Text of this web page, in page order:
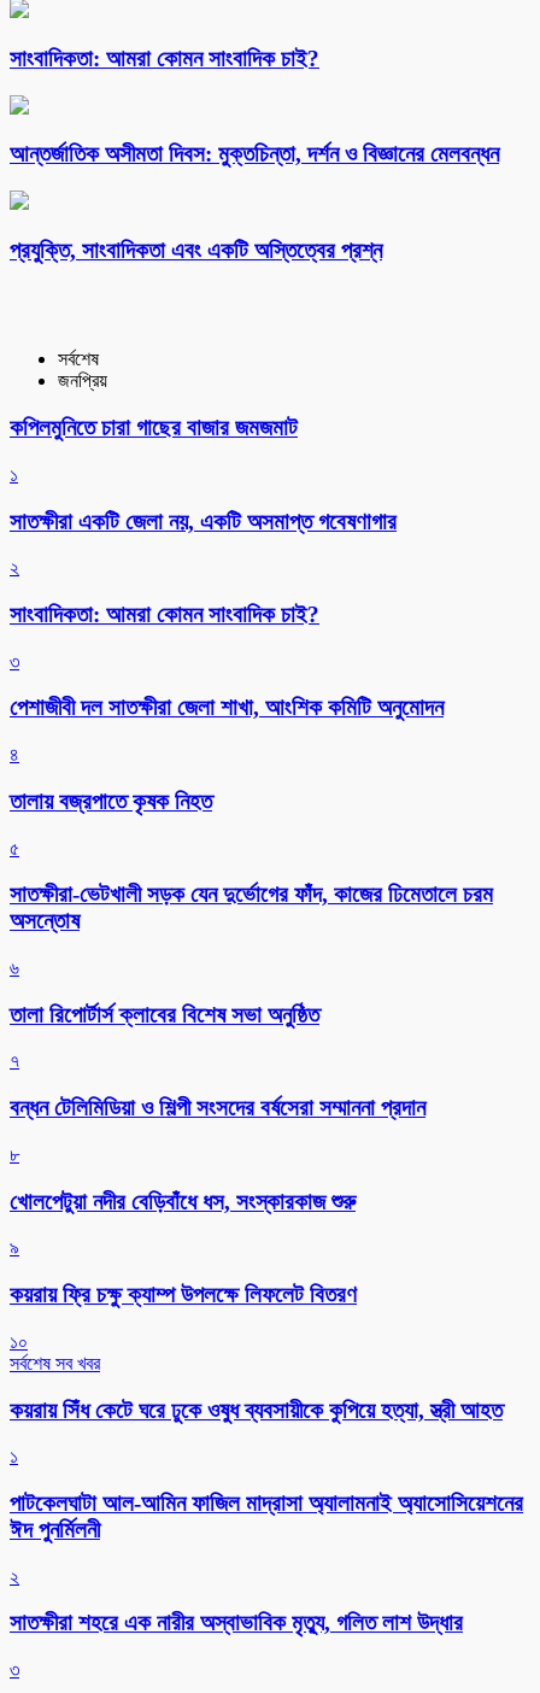
সাংবাদিকতা: আমরা কোমন সাংবাদিক চাই?
আন্তর্জাতিক অসীমতা দিবস: মুক্তচিন্তা, দর্শন ও বিজ্ঞানের মেলবন্ধন
প্রযুক্তি, সাংবাদিকতা এবং একটি অস্তিত্বের প্রশ্ন
সর্বশেষ
জনপ্রিয়
কপিলমুনিতে চারা গাছের বাজার জমজমাট
১
সাতক্ষীরা একটি জেলা নয়, একটি অসমাপ্ত গবেষণাগার
২
সাংবাদিকতা: আমরা কোমন সাংবাদিক চাই?
৩
পেশাজীবী দল সাতক্ষীরা জেলা শাখা, আংশিক কমিটি অনুমোদন
৪
তালায় বজ্রপাতে কৃষক নিহত
৫
সাতক্ষীরা-ভেটখালী সড়ক যেন দুর্ভোগের ফাঁদ, কাজের ঢিমেতালে চরম
অসন্তোষ
৬
‎তালা রিপোর্টার্স ক্লাবের বিশেষ সভা অনুষ্ঠিত
৭
বন্ধন টেলিমিডিয়া ও শিল্পী সংসদের বর্ষসেরা সম্মাননা প্রদান
৮
খোলপেটুয়া নদীর বেড়িবাঁধে ধস, সংস্কারকাজ শুরু
৯
কয়রায় ফ্রি চক্ষু ক্যাম্প উপলক্ষে লিফলেট বিতরণ
১০
সর্বশেষ সব খবর
কয়রায় সিঁধ কেটে ঘরে ঢুকে ওষুধ ব্যবসায়ীকে কুপিয়ে হত্যা, স্ত্রী আহত
১
পাটকেলঘাটা আল-আমিন ফাজিল মাদ্রাসা অ্যালামনাই অ্যাসোসিয়েশনের
ঈদ পুনর্মিলনী
২
সাতক্ষীরা শহরে এক নারীর অস্বাভাবিক মৃত্যু, গলিত লাশ উদ্ধার
৩